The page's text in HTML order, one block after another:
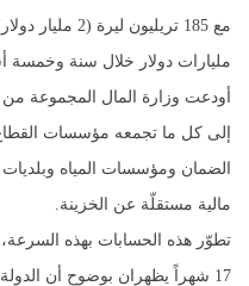
مليارات دولار خلال سنة وخمسة
أودعت وزارة المال المجموعة
إلى كل ما تجمعه مؤسسات
الضمان ومؤسسات المياه
مالية مستقلّة عن الخزينة.
17 شهراً يظهران بوضوح أن